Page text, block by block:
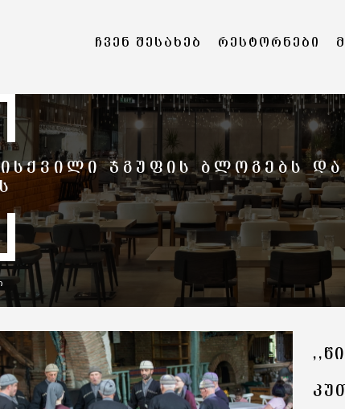
ᲩᲕᲔᲜ ᲨᲔᲡᲐᲮᲔᲑ ᲠᲔᲡᲢᲝᲠᲜᲔᲑᲘ
ᲯᲒᲣᲤᲘᲡ ᲑᲚᲝᲒᲔᲑᲡ ᲓᲐ